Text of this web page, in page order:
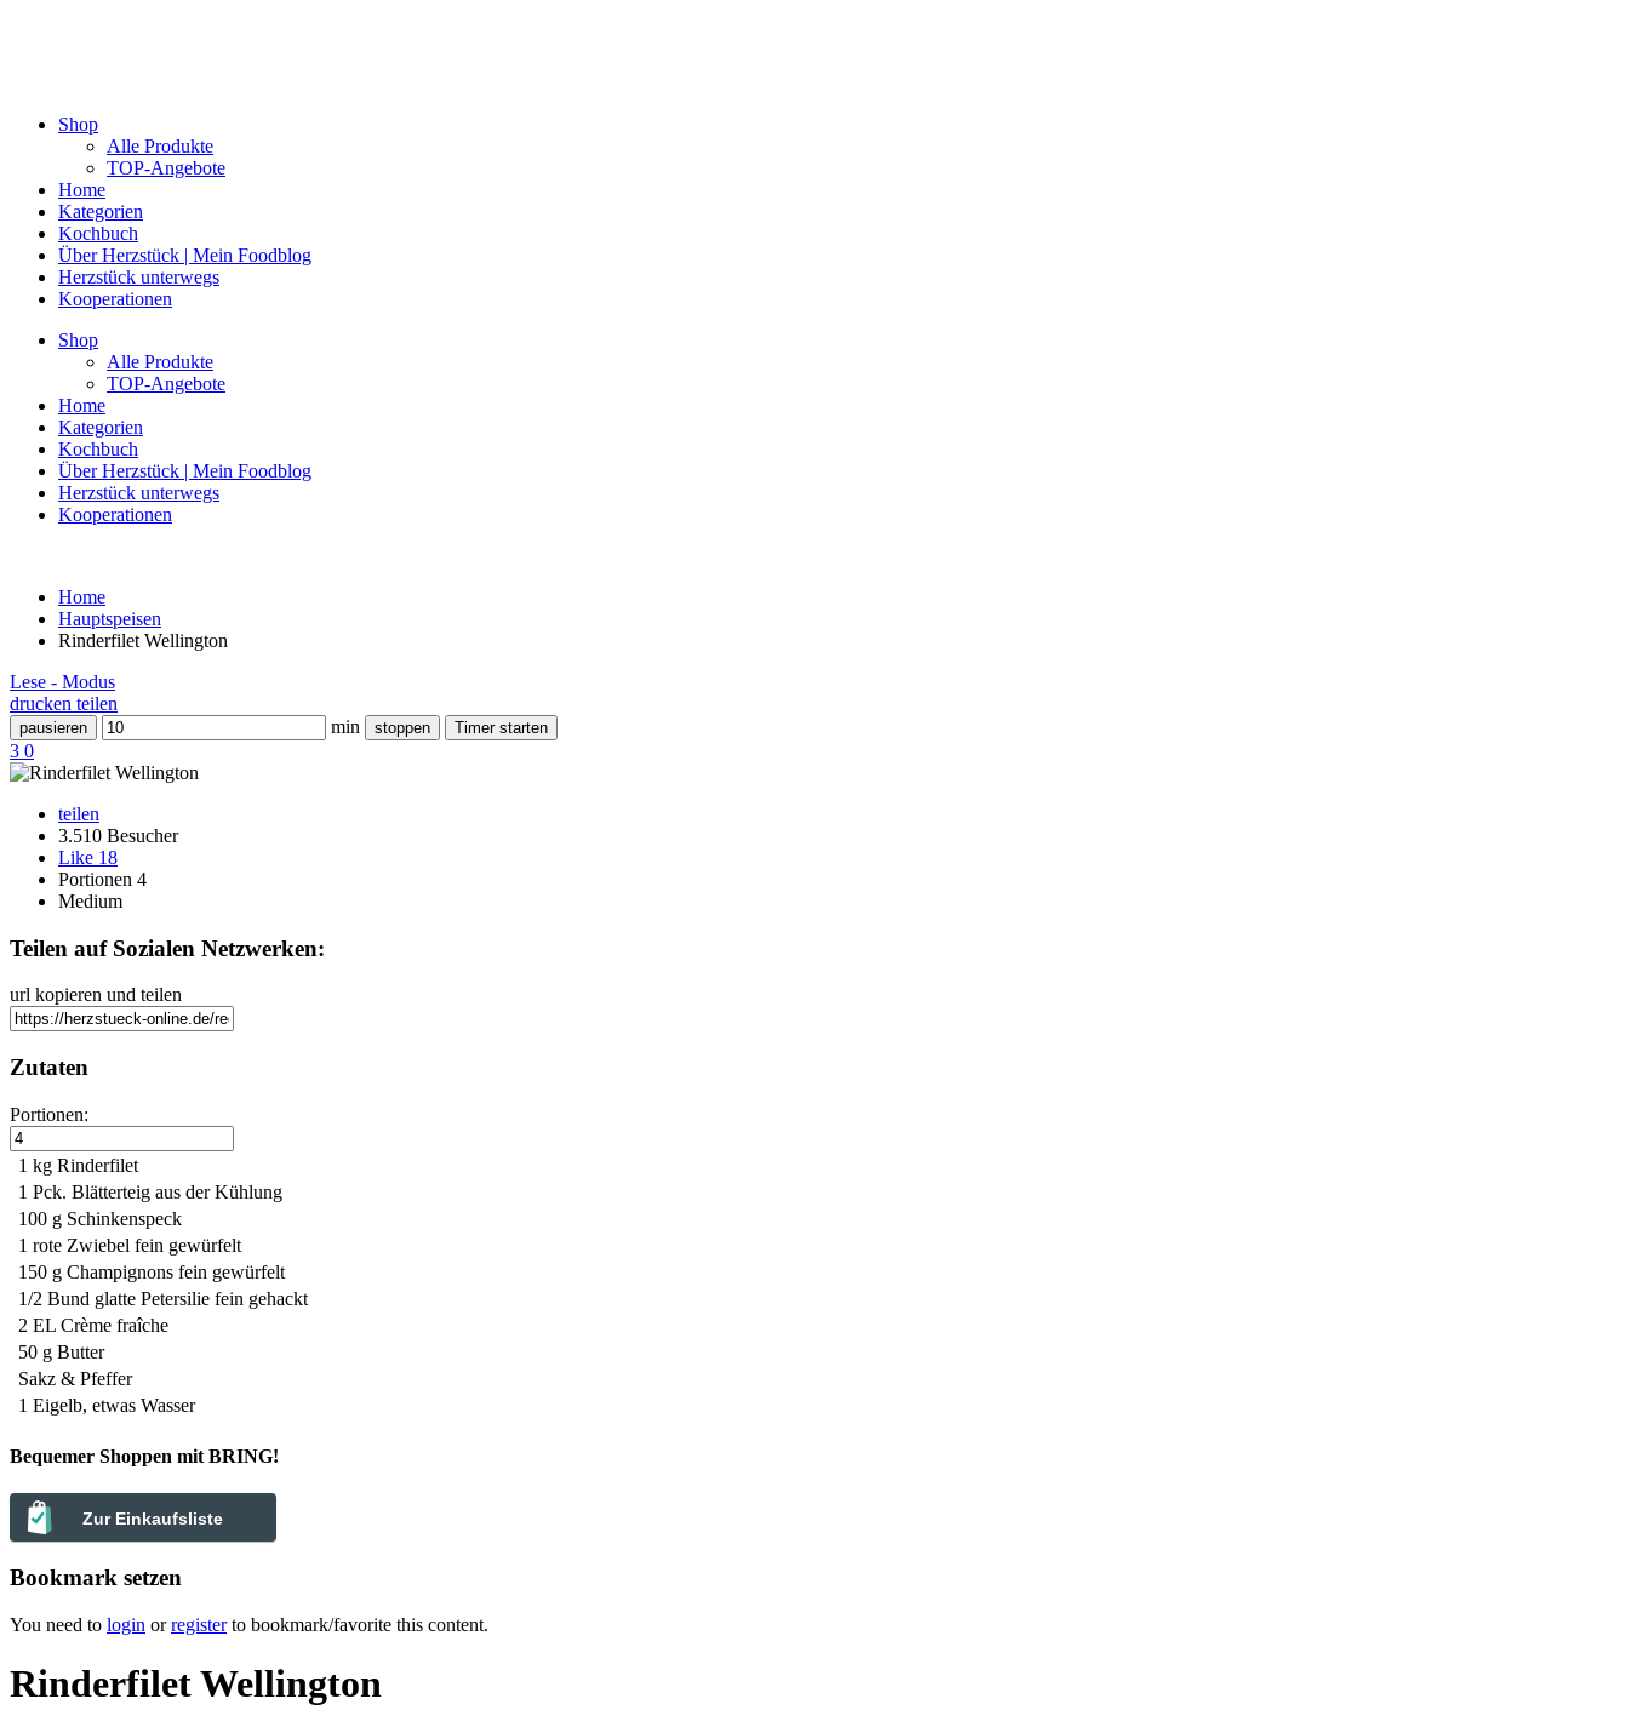
Shop
Alle Produkte
TOP-Angebote
Home
Kategorien
Kochbuch
Über Herzstück | Mein Foodblog
Herzstück unterwegs
Kooperationen
Shop
Alle Produkte
TOP-Angebote
Home
Kategorien
Kochbuch
Über Herzstück | Mein Foodblog
Herzstück unterwegs
Kooperationen
Home
Hauptspeisen
Rinderfilet Wellington
Lese - Modus
drucken teilen
pausieren min stoppen Timer starten
3 0
teilen
3.510 Besucher
Like 18
Portionen 4
Medium
Teilen auf Sozialen Netzwerken:
url kopieren und teilen
Zutaten
Portionen:
1 kg Rinderfilet
1 Pck. Blätterteig aus der Kühlung
100 g Schinkenspeck
1 rote Zwiebel fein gewürfelt
150 g Champignons fein gewürfelt
1/2 Bund glatte Petersilie fein gehackt
2 EL Crème fraîche
50 g Butter
Sakz & Pfeffer
1 Eigelb, etwas Wasser
Bequemer Shoppen mit BRING!
Zur Einkaufsliste
Bookmark setzen
You need to login orregisterto bookmark/favorite this content.
Rinderfilet Wellington